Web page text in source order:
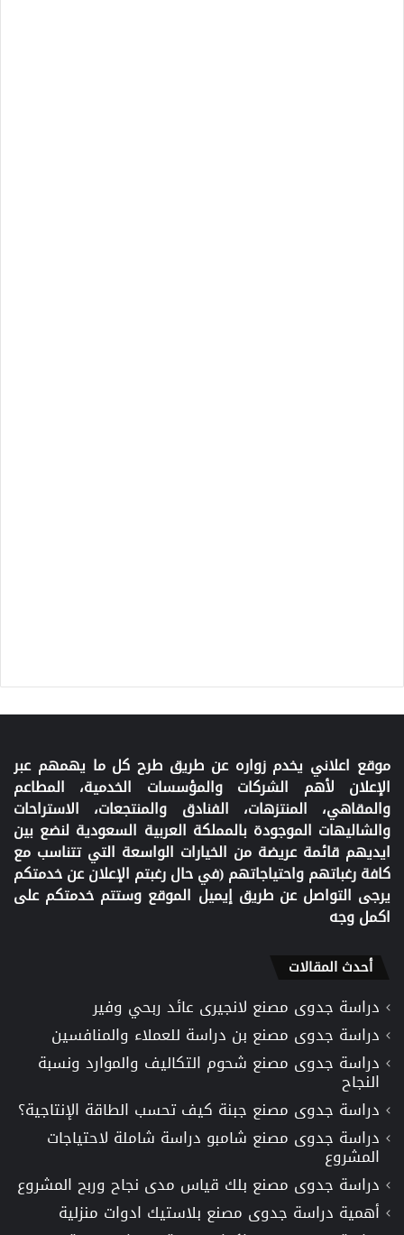
موقع اعلاني يخدم زواره عن طريق طرح كل ما يهمهم عبر
الإعلان لأهم الشركات والمؤسسات الخدمية، المطاعم
والمقاهي، المنتزهات، الفنادق والمنتجعات، الاستراحات
والشاليهات الموجودة بالمملكة العربية السعودية لنضع بين
ايديهم قائمة عريضة من الخيارات الواسعة التي تتناسب مع
كافة رغباتهم واحتياجاتهم (في حال رغبتم الإعلان عن خدمتكم
يرجى التواصل عن طريق إيميل الموقع وستتم خدمتكم على
اكمل وجه
أحدث المقالات
دراسة جدوى مصنع لانجيرى عائد ربحي وفير
دراسة جدوى مصنع بن دراسة للعملاء والمنافسين
دراسة جدوى مصنع شحوم التكاليف والموارد ونسبة
النجاح
دراسة جدوى مصنع جبنة كيف تحسب الطاقة الإنتاجية؟
دراسة جدوى مصنع شامبو دراسة شاملة لاحتياجات
المشروع
دراسة جدوى مصنع بلك قياس مدى نجاح وربح المشروع
أهمية دراسة جدوى مصنع بلاستيك ادوات منزلية